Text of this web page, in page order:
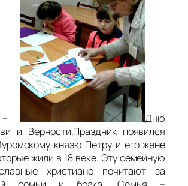
–
Дню
и Верности.Праздник появился
князю Петру и его жене
жили в 18 веке. Эту семейную
христиане почитают за